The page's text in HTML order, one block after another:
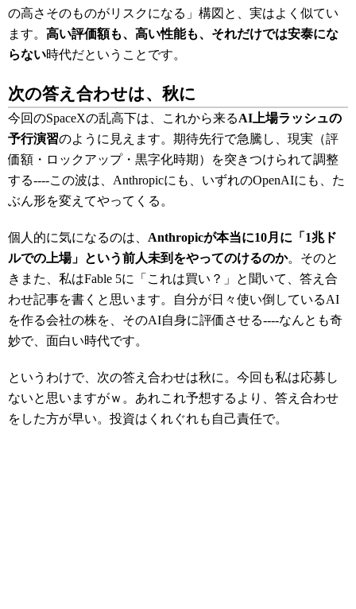
の高さそのものがリスクになる」構図と、実はよく似てい
ます。 高い評価額も、高い性能も、それだけでは安泰にな
らない時代だということです。
次の答え合わせは、秋に
今回のSpaceXの乱高下は、これから来るAI上場ラッシュの
予行演習のように見えます。期待先行で急騰し、現実（評
価額・ロックアップ・黒字化時期）を突きつけられて調整
する----この波は、Anthropicにも、いずれのOpenAIにも、た
ぶん形を変えてやってくる。
個人的に気になるのは、 Anthropicが本当に10月に「1兆ド
ルでの上場」という前人未到をやってのけるのか。そのと
きまた、私はFable 5に「これは買い？」と聞いて、答え合
わせ記事を書くと思います。自分が日々使い倒しているAI
を作る会社の株を、そのAI自身に評価させる----なんとも奇
妙で、面白い時代です。
というわけで、次の答え合わせは秋に。今回も私は応募し
ないと思いますがｗ。あれこれ予想するより、答え合わせ
をした方が早い。投資はくれぐれも自己責任で。